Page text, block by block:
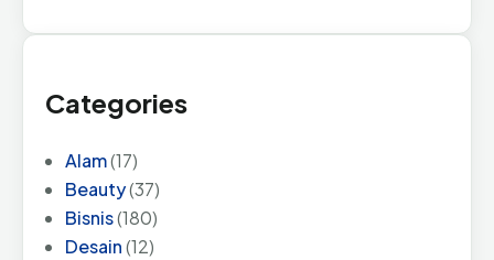
Categories
Alam(17)
Beauty(37)
Bisnis(180)
Desain(12)